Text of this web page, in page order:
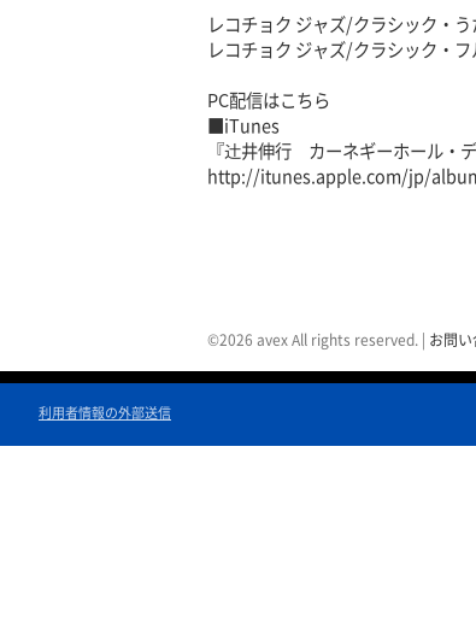
レコチョク ジャズ/クラシック・う
レコチョク ジャズ/クラシック・フ
PC配信はこちら
■iTunes
『辻井伸行 カーネギーホール・デ
http://itunes.apple.com/jp/
©2026 avex All rights reserved. お問い
利用者情報の外部送信